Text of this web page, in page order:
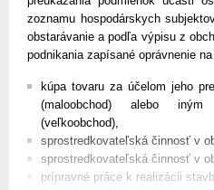
zoznamu hospodárskych
obstarávanie a podľa výpisu z
podnikania zapísané oprávnenie
kúpa tovaru za účelom jeho
(maloobchod) alebo iným
(veľkoobchod),
sprostredkovateľská činnosť v
sprostredkovateľská činnosť v
prípravné práce k realizácii